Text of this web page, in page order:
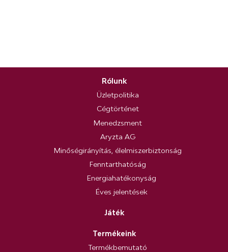
Rólunk
Üzletpolitika
Cégtörténet
Menedzsment
Aryzta AG
Minőségirányítás, élelmiszerbiztonság
Fenntarthatóság
Energiahatékonyság
Éves jelentések
Játék
Termékeink
Termékbemutató